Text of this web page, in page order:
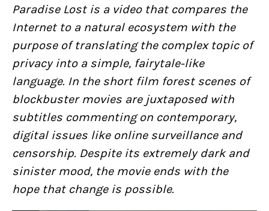
Paradise Lost is a video that compares the
Internet to a natural ecosystem with the
purpose of translating the complex topic of
privacy into a simple, fairytale-like
language. In the short film forest scenes of
blockbuster movies are juxtaposed with
subtitles commenting on contemporary,
digital issues like online surveillance and
censorship. Despite its extremely dark and
sinister mood, the movie ends with the
hope that change is possible.